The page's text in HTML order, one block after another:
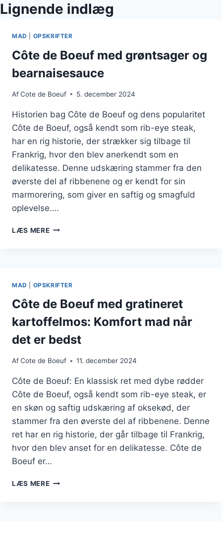
Lignende indlæg
MAD OPSKRIFTER
Côte de Boeuf med grøntsager og
bearnaisesauce
AfCote de Boeuf 5. december 2024
Historien bag Côte de Boeuf og dens popularitet
Côte de Boeuf, også kendt som rib-eye steak,
har en rig historie, der strækker sig tilbage til
Frankrig, hvor den blev anerkendt som en
delikatesse. Denne udskæring stammer fra den
øverste del af ribbenene og er kendt for sin
marmorering, som giver en saftig og smagfuld
oplevelse….
LÆS MERECÔTE
BEARNAISESAUCE
MAD OPSKRIFTER
Côte de Boeuf med gratineret
kartoffelmos: Komfort mad når
det er bedst
AfCote de Boeuf 11. december 2024
Côte de Boeuf: En klassisk ret med dybe rødder
Côte de Boeuf, også kendt som rib-eye steak, er
en skøn og saftig udskæring af oksekød, der
stammer fra den øverste del af ribbenene. Denne
ret har en rig historie, der går tilbage til Frankrig,
hvor den blev anset for en delikatesse. Côte de
Boeuf er…
LÆS MERECÔTE